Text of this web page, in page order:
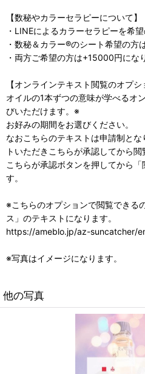
【数秘やカラーセラピーについて】
・LINEによるカラーセラピーを希
・数秘＆カラー®のシート希望の方
・両方ご希望の方は+15000円にな
【オンラインテキスト閲覧のオプシ
オイルの1本ずつの意味が学べるオ
びいただけます。※
お好みの期間をお選びください。
なおこちらのテキストは申請制と
トいただきこちらが承認してから閲
こちらが承認ボタンを押してから
す。
※こちらのオプションで閲覧できる
ス」のテキストになります。
https://ameblo.jp/az-suncatcher/
※写真はイメージになります。
他の写真